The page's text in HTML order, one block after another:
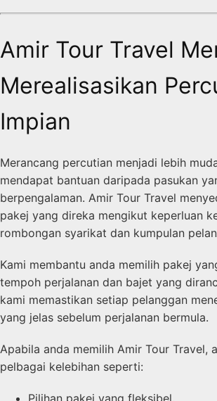
Amir Tour Travel
Merealisasikan
Impian
Merancang percutian menjadi lebih
mendapat bantuan daripada pasukan
berpengalaman. Amir Tour Travel
pakej yang direka mengikut keperluan
rombongan syarikat dan kumpulan
Kami membantu anda memilih pakej
tempoh perjalanan dan bajet yang
kami memastikan setiap pelanggan
yang jelas sebelum perjalanan bermula.
Apabila anda memilih Amir Tour Travel,
pelbagai kelebihan seperti: